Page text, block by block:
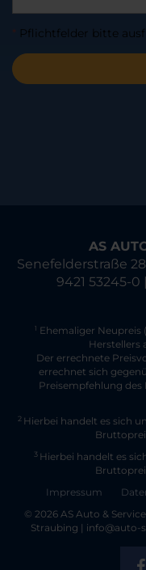
* Pflichtfelder bitte
AS
Senefelderstraße
9421 53245-
1 Ehemaliger
Herstellers
Der errechnete
errechnet sich
Preisempfehlung des
2 Hierbei handelt es sich
3 Hierbei handelt es
Impressum
© 2026 AS Auto &
Straubing | info@auto-